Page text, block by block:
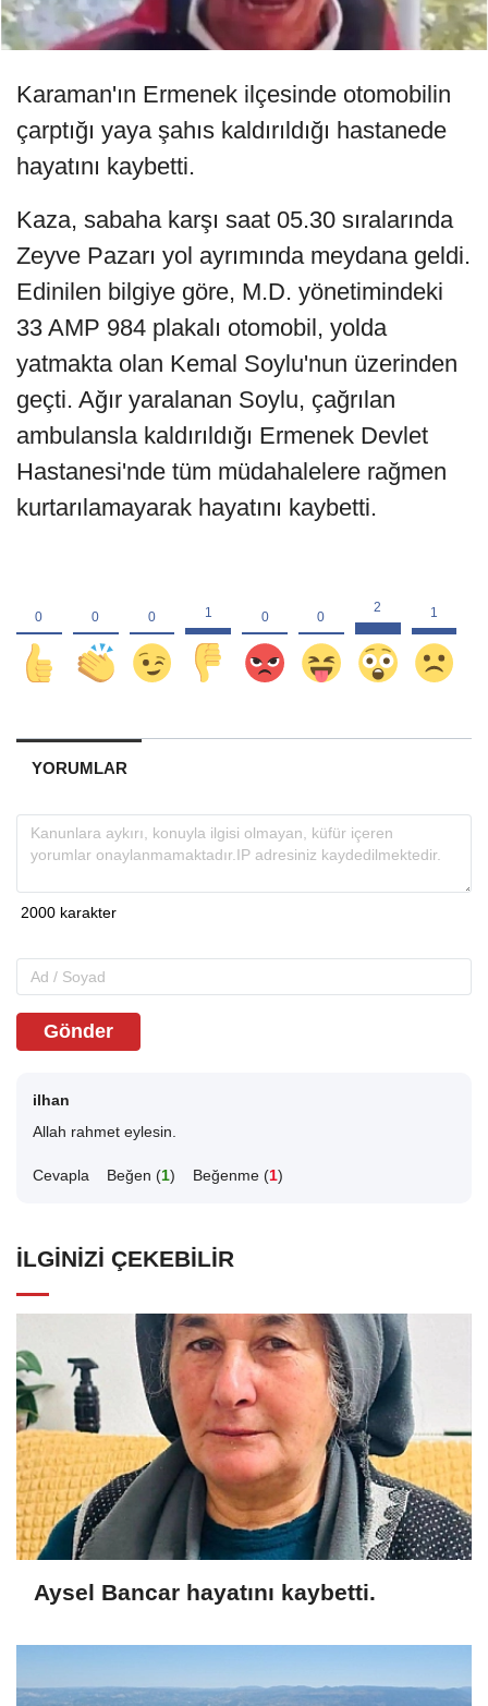
Karaman'ın Ermenek ilçesinde otomobilin
çarptığı yaya şahıs kaldırıldığı hastanede
hayatını kaybetti.
Kaza, sabaha karşı saat 05.30 sıralarında
Zeyve Pazarı yol ayrımında meydana geldi.
Edinilen bilgiye göre, M.D. yönetimindeki
33 AMP 984 plakalı otomobil, yolda
yatmakta olan Kemal Soylu'nun üzerinden
geçti. Ağır yaralanan Soylu, çağrılan
ambulansla kaldırıldığı Ermenek Devlet
Hastanesi'nde tüm müdahalelere rağmen
kurtarılamayarak hayatını kaybetti.
YORUMLAR
Gönder
ilhan
Allah rahmet eylesin.
Cevapla Beğen (1) Beğenme (1)
İLGINIZI ÇEKEBILIR
Aysel Bancar hayatını kaybetti.